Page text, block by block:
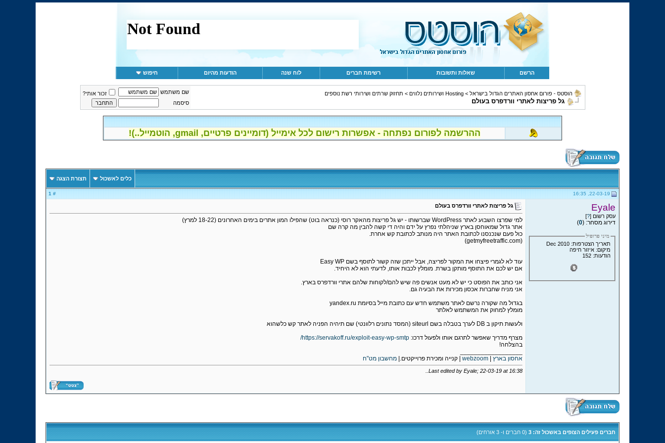
הרשם שאלות ותשובות רשימת חברים לוח שנה הודעות מהיום חיפוש
הוסטס - פורום אחסון האתרים הגדול בישראל >Hosting ושירותים נלווים > תחזוק שרתים ושירותי רשת נוספים
גל פריצות לאתרי וורדפרס בעולם
שם משתמש
זכור אותי?
סיסמה
ההרשמה לפורום נפתחה - אפשרות רישום לכל אימייל (דומיינים פרטיים, gmail, הוטמייל..)!
כלים לאשכול תצורת הצגה
# 1
Eyale
עסק רשום [?
]
דירוג מסחר: (0
)
מיני פרופיל
תאריך הצטרפות: Dec 2010
מיקום: איזור חיפה
הודעות: 152
גל פריצות לאתרי וורדפרס בעולם
למי שפרצו השבוע לאתר WordPress שברשותו - יש גל פריצות מהאקר רוסי (כנראה בוט) שהפילו המון אתרים בימים האחרונים (18-22 למרץ)
אתר גדול שמאוחסן בארץ שניהלתי נפרץ על ידם והיה די קשה להבין מה קרה שם
כול פעם שנכנסנו לכתובת האתר היה מנותב לכתובת קש אחרת.
(getmyfreetraffic.com)
עוד לא לגמרי פיצחו את המקור לפריצה, אבל ייתכן שזה קשור לתוסף בשם Easy WP
אם יש לכם את התוסף מותקן בשרת. מומלץ לכבות אותו, לדעתי הוא לא היחיד.
אני כותב את הפוסט כי יש לא מעט אנשים פה שיש להם/לקוחות שלהם אתרי וורדפרס בארץ.
אני מניח שחברות אכסון מכירות את הבעיה גם.
בגדול מה שקורה נרשם לאתר משתמש חדש עם כתובת מייל בסיומת yandex.ru
מומלץ למחוק את המשתמש לאלתר
ולעשות תיקון ב DB לערך בטבלה בשם siteurl (המסד נתונים רלוונטי) שם תיהיה הפניה לאתר קש כלשהוא
מצרף מדריך שאפשר לתרגם אותו ולפעול דרכו: https://servakoff.ru/exploit-easy-wp-smtp/
בהצלחה!
אחסון בארץ
webzoom | קנייה ומכירת פרוייקטים.| מחשבון מט"ח
Last edited by Eyale; 22-03-19 at 16:38
חברים פעילים הצופים באשכול זה: 3 (0 חברים ו- 3 אורחים)